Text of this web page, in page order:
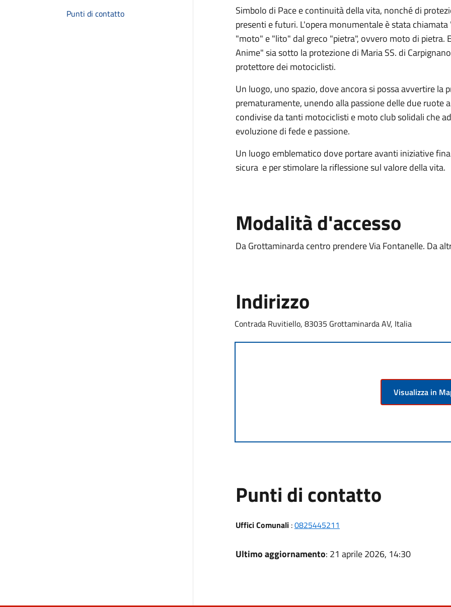
Punti di contatto
Simbolo di Pace e continuità della vita, nonché di
presenti e futuri. L'opera monumentale è stata
"moto" e "lito" dal greco "pietra", ovvero moto di pietra.
Anime" sia sotto la protezione di Maria SS. di
protettore dei motociclisti.
Un luogo, uno spazio, dove ancora si possa avvertire la
prematuramente, unendo alla passione delle due ruote
condivise da tanti motociclisti e moto club solidali che
evoluzione di fede e passione.
Un luogo emblematico dove portare avanti iniziative
sicura e per stimolare la riflessione sul valore della vita.
Modalità d'accesso
Da Grottaminarda centro prendere Via Fontanelle. Da
Indirizzo
Contrada Ruvitiello, 83035 Grottaminarda AV, Italia
Visualizza in
Punti di contatto
Uffici Comunali:0825445211
Ultimo aggiornamento: 21 aprile 2026, 14:30